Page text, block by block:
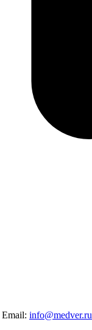
Email: info@medver.ru